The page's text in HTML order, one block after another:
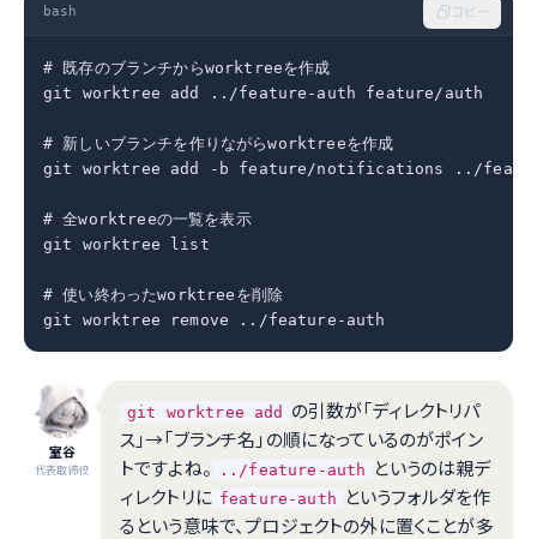
bash コピー
# 既存のブランチからworktreeを作成
git worktree add ../feature-auth feature/auth
# 新しいブランチを作りながらworktreeを作成
git worktree add -b feature/notifications ../
# 全worktreeの一覧を表示
git worktree list
# 使い終わったworktreeを削除
git worktree remove ../feature-auth
室谷
代表取締役
git worktree add
の引数が「ディレクトリパ
ス」→「ブランチ名」の順になっているのがポイン
トですよね。
../feature-auth
というのは親デ
ィレクトリに feature-auth
というフォルダを作
るという意味で、プロジェクトの外に置くことが多